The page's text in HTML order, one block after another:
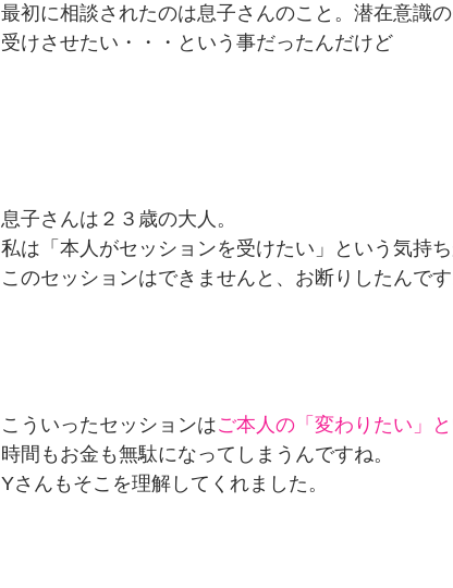
最初に相談されたのは息子さんのこと。潜在意識
受けさせたい・・・という事だったんだけど
息子さんは２３歳の大人。
私は「本人がセッションを受けたい」という気持
このセッションはできませんと、お断りしたんです
こういったセッションはご本人の「変わりたい」
時間もお金も無駄になってしまうんですね。
Yさんもそこを理解してくれました。